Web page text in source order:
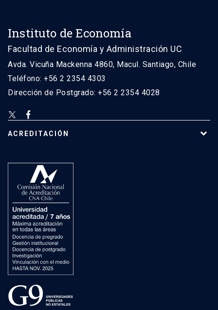
Instituto de Economía
Facultad de Economía y Administración UC
Avda. Vicuña Mackenna 4860, Macul. Santiago, Chile
Teléfono: +56 2 2354 4303
Dirección de Postgrado: +56 2 2354 4028
ACREDITACIÓN